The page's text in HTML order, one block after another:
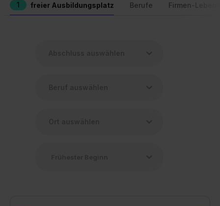
1 freier Ausbildungsplatz Berufe Firmen-